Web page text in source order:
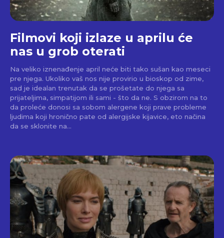
Filmovi koji izlaze u aprilu će
nas u grob oterati
Na veliko iznenađenje april neće biti tako sušan kao meseci
pre njega. Ukoliko vaš nos nije provirio u bioskop od zime,
sad je idealan trenutak da se prošetate do njega sa
prijateljima, simpatijom ili sami - što da ne. S obzirom na to
da proleće donosi sa sobom alergene koji prave probleme
ljudima koji hronično pate od alergijske kijavice, eto načina
da se sklonite na...